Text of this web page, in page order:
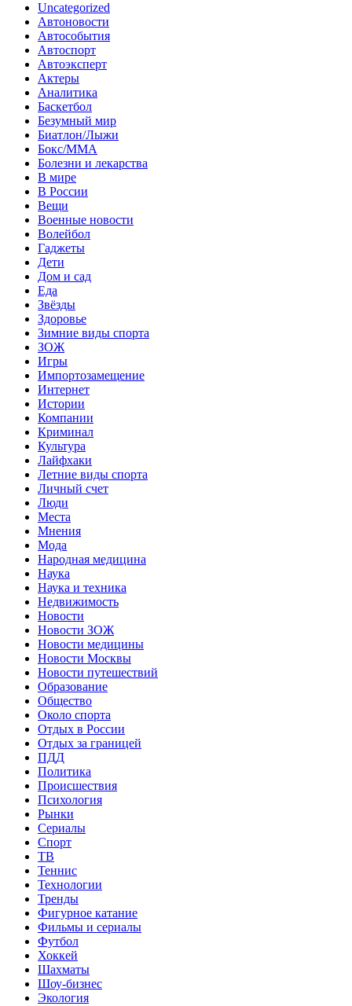
Uncategorized
Автоновости
Автособытия
Автоспорт
Автоэксперт
Актеры
Аналитика
Баскетбол
Безумный мир
Биатлон/Лыжи
Бокс/MMA
Болезни и лекарства
В мире
В России
Вещи
Военные новости
Волейбол
Гаджеты
Дети
Дом и сад
Еда
Звёзды
Здоровье
Зимние виды спорта
ЗОЖ
Игры
Импортозамещение
Интернет
Истории
Компании
Криминал
Культура
Лайфхаки
Летние виды спорта
Личный счет
Люди
Места
Мнения
Мода
Народная медицина
Наука
Наука и техника
Недвижимость
Новости
Новости ЗОЖ
Новости медицины
Новости Москвы
Новости путешествий
Образование
Общество
Около спорта
Отдых в России
Отдых за границей
ПДД
Политика
Происшествия
Психология
Рынки
Сериалы
Спорт
ТВ
Теннис
Технологии
Тренды
Фигурное катание
Фильмы и сериалы
Футбол
Хоккей
Шахматы
Шоу-бизнес
Экология